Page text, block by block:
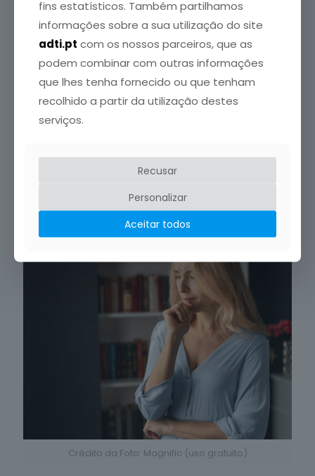
Crédito da Foto: SPEDM
Congresso Português de Endocrinologia regressa em
Crédito da Foto: Magnific (uso gratuito)
fins estatísticos. Também partilhamos
informações sobre a sua utilização do site
adti.pt com os nossos parceiros, que as
podem combinar com outras informações
que lhes tenha fornecido ou que tenham
recolhido a partir da utilização destes
serviços.
Recusar
Personalizar
Aceitar todos